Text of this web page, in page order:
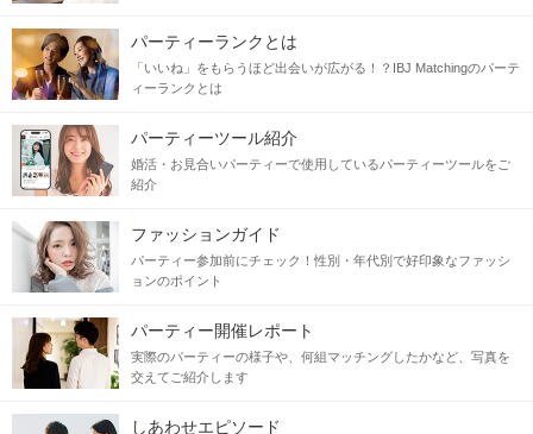
パーティーランクとは
「いいね」をもらうほど出会いが広がる！？IBJ Matchingのパーテ
ィーランクとは
パーティーツール紹介
婚活・お見合いパーティーで使用しているパーティーツールをご
紹介
ファッションガイド
パーティー参加前にチェック！性別・年代別で好印象なファッシ
ョンのポイント
パーティー開催レポート
実際のパーティーの様子や、何組マッチングしたかなど、写真を
交えてご紹介します
しあわせエピソード